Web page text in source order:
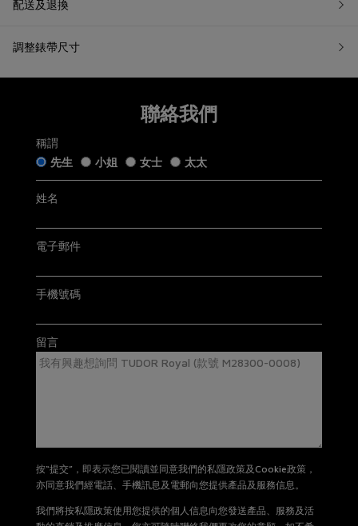
五年保用證
開立日期而定，保養內容詳情請參閱Tudor官方網站)
如果您希望退換貨，請在收到貨品日起計7天內提交退換貨申請
或聯繫我們的客戶服務。所有退回商品都必須處於「原銷售狀
態」。我們收到您的退換貨申請後會盡快跟進。
「原銷售狀態」是指貨品：
未曾佩戴、使用或修改，仍保持銷售時的狀態；及
無任何程度損毁。
電話:+852 2192 3123
有關退貨及換貨詳情，請按此。
配送及退換
調整錶帶尺寸
聯絡我們
稱謂
先生
小姐 女士 太太
姓名
電子郵件
手機號碼
留言
按“提交”，即表示您已閱讀並同意我們的私隱政策及Cookie政策，
亦同意我們經電話、手機訊息及電郵向您提供產品及服務信息。
我們將按私隱政策使用您提供的個人信息向您發送產品、服務及活